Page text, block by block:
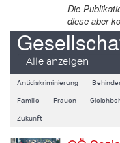
Die
diese aber
Alle anzeigen
Antidiskriminierung
Familie Frauen
Zukunft